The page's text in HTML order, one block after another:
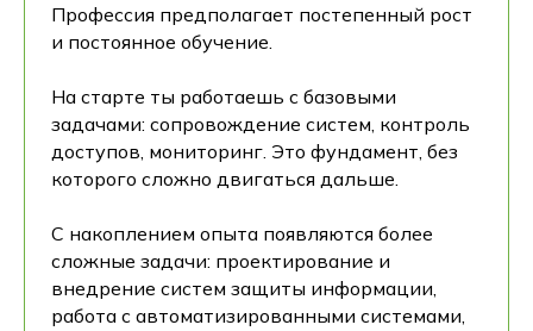
Профессия предполагает постепенный рост
и постоянное обучение.
На старте ты работаешь с базовыми
задачами: сопровождение систем, контроль
доступов, мониторинг. Это фундамент, без
которого сложно двигаться дальше.
С накоплением опыта появляются более
сложные задачи: проектирование и
внедрение систем защиты информации,
работа с автоматизированными системами,